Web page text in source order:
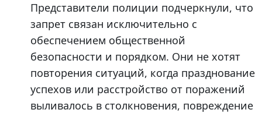
Представители полиции подчеркнули, что
запрет связан исключительно с
обеспечением общественной
безопасности и порядком. Они не хотят
повторения ситуаций, когда празднование
успехов или расстройство от поражений
выливалось в столкновения, повреждение